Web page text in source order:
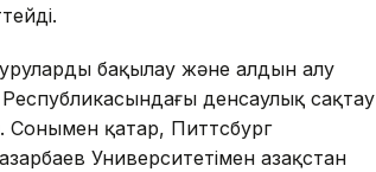
бақылау және алдын алу
денсаулық сақтау
Сонымен қатар, Питтсбург
Университетімен Қазақстан